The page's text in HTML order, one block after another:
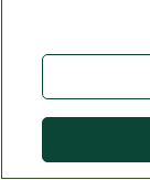
a